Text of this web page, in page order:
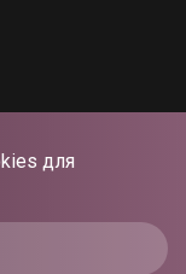
для